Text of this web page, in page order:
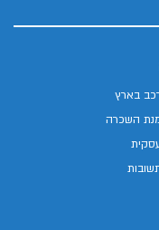
בארץ
השכרה